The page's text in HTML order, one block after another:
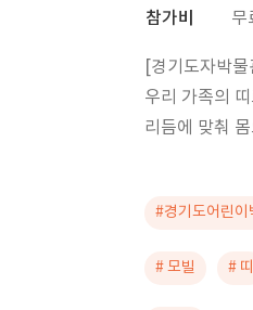
참가비
무
[경기도자박
우리 가족의
리듬에 맞춰
#경기도어린이
# 모빌 # 띠